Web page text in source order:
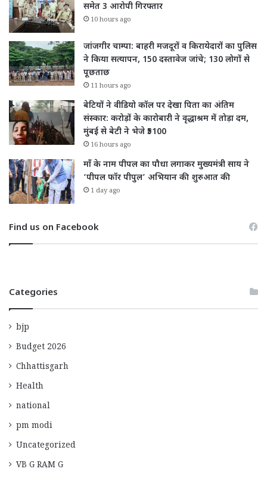
समेत 3 आरोपी गिरफ्तार
10 hours ago
जांजगीर चाम्पा: बाहरी मजदूरों व किरायेदारों का पुलिस
ने किया सत्यापन, 150 दस्तावेज जांचे; 130 लोगों से
पूछताछ
11 hours ago
बेटियों ने वीडियो कॉल पर देखा पिता का अंतिम
संस्कार: करोड़ों के कारोबारी ने वृद्धाश्रम में तोड़ा दम,
मुंबई से बेटी ने भेजे ₹5100
16 hours ago
माँ के नाम पीपल का पौधा लगाकर मुख्यमंत्री साय ने
‘पीपल फॉर पीपुल’ अभियान की शुरुआत की
1 day ago
Find us on Facebook
Categories
bjp
Budget 2026
Chhattisgarh
Health
national
pm modi
Uncategorized
VB G RAM G